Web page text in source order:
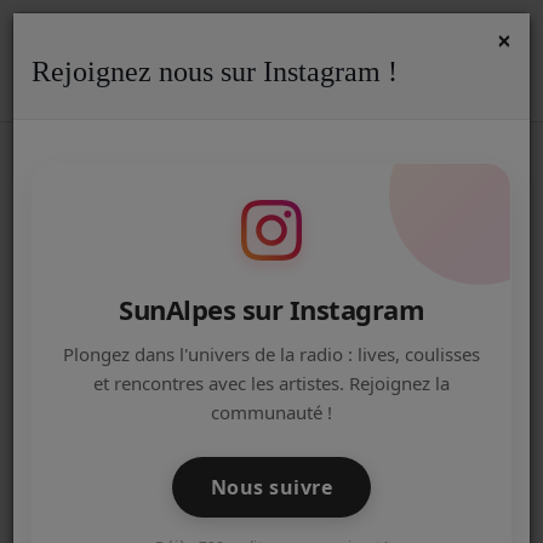
ACTUALITÉS DE LA RADIO
EQUIPE
ARTISTES
NOS PARTENAIRES
LE PODCAST POUR LES 15-25 ANS !
×
Rejoignez nous sur Instagram !
SunAlpes sur Instagram
Plongez dans l'univers de la radio : lives, coulisses
et rencontres avec les artistes. Rejoignez la
communauté !
Nous suivre